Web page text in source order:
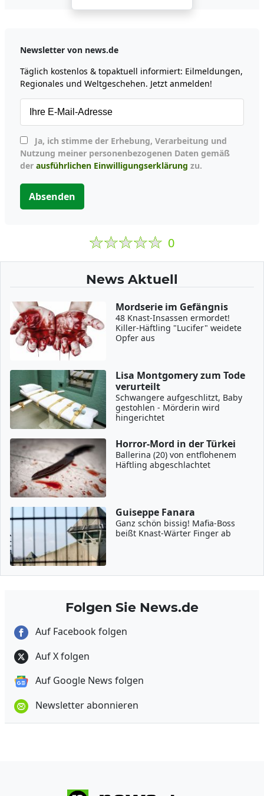
Newsletter von news.de
Täglich kostenlos & topaktuell informiert: Eilmeldungen,
Regionales und Weltgeschehen. Jetzt anmelden!
Nutzung meiner personenbezogenen Daten gemäß
der ausführlichen Einwilligungserklärung zu.
Absenden
0
News Aktuell
Mordserie im Gefängnis
48 Knast-Insassen ermordet!
Killer-Häftling "Lucifer" weidete
Opfer aus
Lisa Montgomery zum Tode
verurteilt
Schwangere aufgeschlitzt, Baby
gestohlen - Mörderin wird
hingerichtet
Horror-Mord in der Türkei
Ballerina (20) von entflohenem
Häftling abgeschlachtet
Guiseppe Fanara
Ganz schön bissig! Mafia-Boss
beißt Knast-Wärter Finger ab
Folgen Sie News.de
Auf Facebook folgen
Auf X folgen
Auf Google News folgen
Newsletter abonnieren